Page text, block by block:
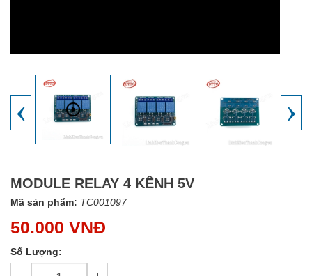
‹ ›
MODULE RELAY 4 KÊNH 5V
Mã sản phẩm: TC001097
50.000 VNĐ
Số Lượng: